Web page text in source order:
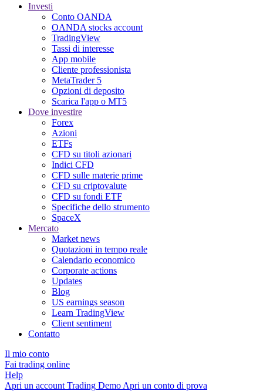
Investi
Conto OANDA
OANDA stocks account
TradingView
Tassi di interesse
App mobile
Cliente professionista
MetaTrader 5
Opzioni di deposito
Scarica l'app o MT5
Dove investire
Forex
Azioni
ETFs
CFD su titoli azionari
Indici CFD
CFD sulle materie prime
CFD su criptovalute
CFD su fondi ETF
Specifiche dello strumento
SpaceX
Mercato
Market news
Quotazioni in tempo reale
Calendario economico
Corporate actions
Updates
Blog
US earnings season
Learn TradingView
Client sentiment
Contatto
Il mio conto
Fai trading online
Help
Apri un account Trading Demo Apri un conto di prova